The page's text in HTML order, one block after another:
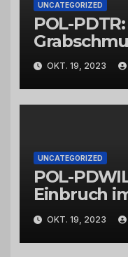
UNCATEGORIZED
POL-
OKT. 19, 2023
UNCATEGORIZED
POL-
Einbruch
Wittlich
OKT. 19, 2023